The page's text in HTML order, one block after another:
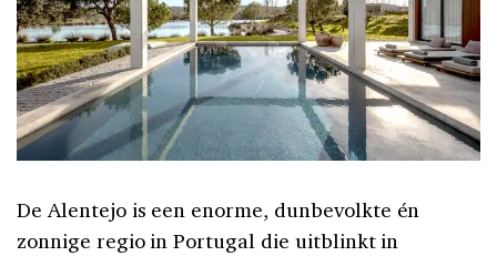
De Alentejo is een enorme, dunbevolkte én
zonnige regio in Portugal die uitblinkt in